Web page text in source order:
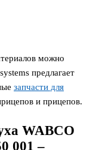
можно
предлагает
запчасти для
и прицепов.
WABCO
001 –